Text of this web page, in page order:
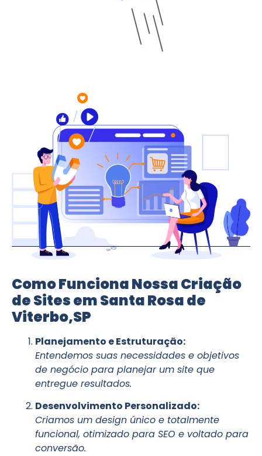
Como Funciona Nossa Criação
de Sites em Santa Rosa de
Viterbo,SP
Planejamento e Estruturação:
Entendemos suas necessidades e objetivos
de negócio para planejar um site que
entregue resultados.
Desenvolvimento Personalizado:
Criamos um design único e totalmente
funcional, otimizado para SEO e voltado para
conversão.